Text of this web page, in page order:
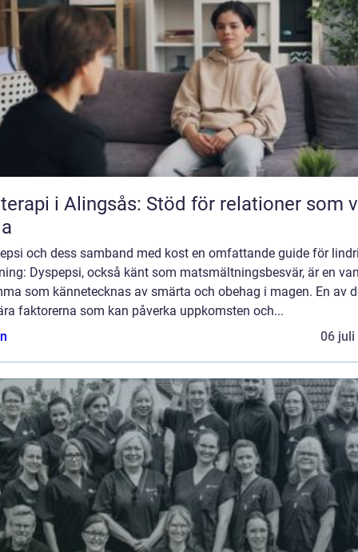
i Alingsås: Stöd för relationer som
och dess samband med kost en omfattande guide för
Dyspepsi, också känt som matsmältningsbesvär, är en
som kännetecknas av smärta och obehag i magen. En av
faktorerna som kan påverka uppkomsten och...
06 juli